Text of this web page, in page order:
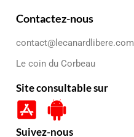
Contactez-nous
contact@lecanardlibere.com
Le coin du Corbeau
Site consultable sur
Suivez-nous